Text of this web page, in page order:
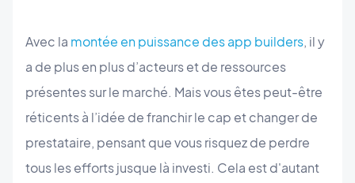
Avec la montée en puissance des app builders, il y
a de plus en plus d’acteurs et de ressources
présentes sur le marché. Mais vous êtes peut-être
réticents à l’idée de franchir le cap et changer de
prestataire, pensant que vous risquez de perdre
tous les efforts jusque là investi. Cela est d'autant